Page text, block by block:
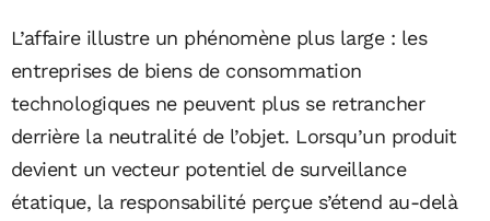
L’affaire illustre un phénomène plus large : les
entreprises de biens de consommation
technologiques ne peuvent plus se retrancher
derrière la neutralité de l’objet. Lorsqu’un produit
devient un vecteur potentiel de surveillance
étatique, la responsabilité perçue s’étend au-delà